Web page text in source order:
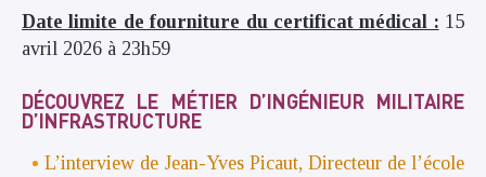
Date limite de fourniture du certificat médical : 15
avril 2026 à 23h59
DÉCOUVREZ LE MÉTIER D’INGÉNIEUR MILITAIRE
D’INFRASTRUCTURE
L’interview de Jean-Yves Picaut, Directeur de l’école